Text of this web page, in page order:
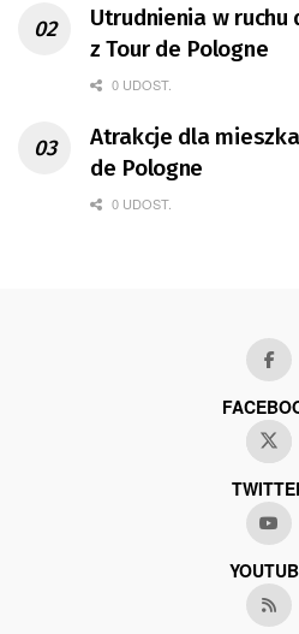
Utrudnienia w ruchu
z Tour de Pologne
0 UDOST.
Atrakcje dla
de Pologne
0 UDOST.